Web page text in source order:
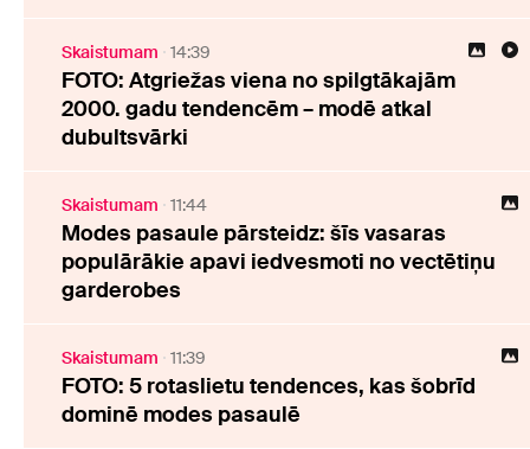
Skaistumam 14:39
FOTO: Atgriežas viena no spilgtākajām
2000. gadu tendencēm – modē atkal
dubultsvārki
Skaistumam 11:44
Modes pasaule pārsteidz: šīs vasaras
populārākie apavi iedvesmoti no vectētiņu
garderobes
Skaistumam 11:39
FOTO: 5 rotaslietu tendences, kas šobrīd
dominē modes pasaulē